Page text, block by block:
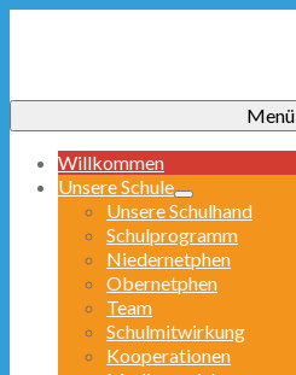
Menü
Willkommen
Unsere Schule
Unsere Schulhand
Schulprogramm
Niedernetphen
Obernetphen
Team
Schulmitwirkung
Kooperationen